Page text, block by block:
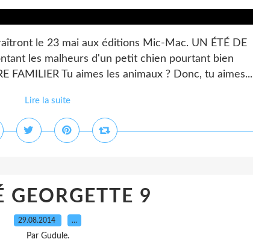
le 23 mai aux éditions Mic-Mac. UN ÉTÉ DE
les malheurs d'un petit chien pourtant bien
FAMILIER Tu aimes les animaux ? Donc, tu aimes...
Lire la suite
GEORGETTE 9
29.08.2014 …
Par Gudule.